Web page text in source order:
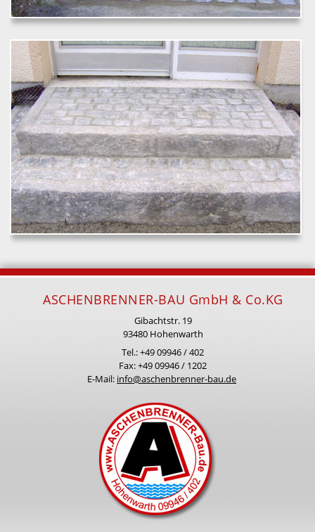
ASCHENBRENNER-BAU GmbH & Co.KG
Gibachtstr. 19
93480 Hohenwarth
Tel.: +49 09946 / 402
Fax: +49 09946 / 1202
E-Mail: info@aschenbrenner-bau.de